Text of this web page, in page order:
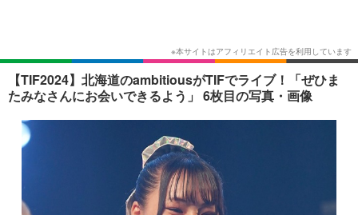
ショッピング その他
【TIF2024】北海道のambitiousがTIFでライブ！「ぜひま
たみなさんにお会いできるよう」 6枚目の写真・画像